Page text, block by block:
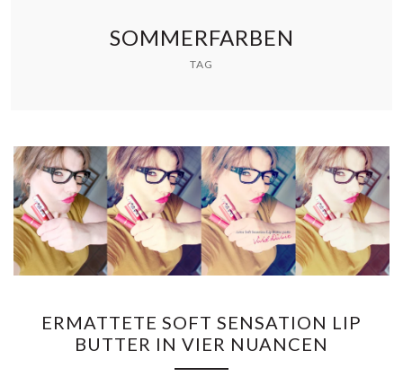
SOMMERFARBEN
TAG
ERMATTETE SOFT SENSATION LIP
BUTTER IN VIER NUANCEN